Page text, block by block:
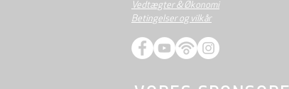
Vedtægter & Økonomi
Betingelser og vilkår